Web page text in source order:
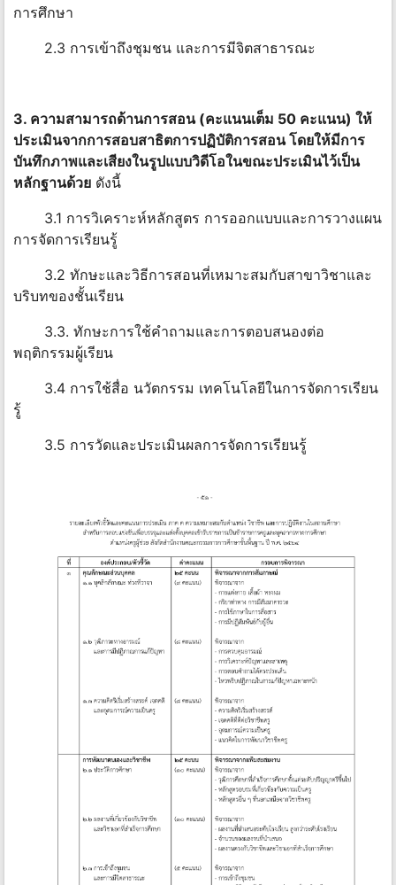
การศึกษา
2.3 การเข้าถึงชุมชน และการมีจิตสาธารณะ
3. ความสามารถด้านการสอน (คะแนนเต็ม 50 คะแนน) ให้
ประเมินจากการสอบสาธิตการปฏิบัติการสอน โดยให้มีการ
บันทึกภาพและเสียงในรูปแบบวิดีโอในขณะประเมินไว้เป็น
หลักฐานด้วย ดังนี้
3.1 การวิเคราะห์หลักสูตร การออกแบบและการวางแผน
การจัดการเรียนรู้
3.2 ทักษะและวิธีการสอนที่เหมาะสมกับสาขาวิชาและ
บริบทของชั้นเรียน
3.3. ทักษะการใช้คำถามและการตอบสนองต่อ
พฤติกรรมผู้เรียน
3.4 การใช้สื่อ นวัตกรรม เทคโนโลยีในการจัดการเรียน
รู้
3.5 การวัดและประเมินผลการจัดการเรียนรู้